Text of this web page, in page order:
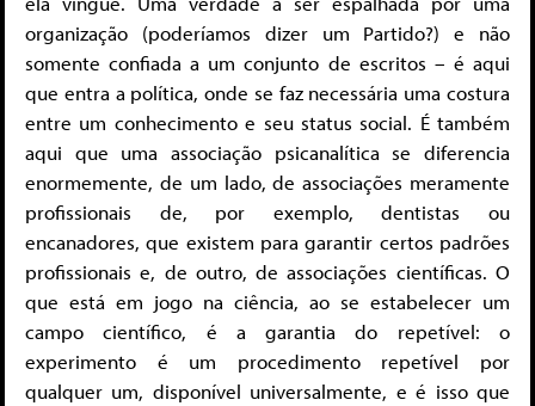
organização (poderíamos dizer um Partido?) e não
somente confiada a um conjunto de escritos – é aqui
que entra a política, onde se faz necessária uma costura
entre um conhecimento e seu status social. É também
aqui que uma associação psicanalítica se diferencia
enormemente, de um lado, de associações meramente
profissionais de, por exemplo, dentistas ou
encanadores, que existem para garantir certos padrões
profissionais e, de outro, de associações científicas. O
que está em jogo na ciência, ao se estabelecer um
campo científico, é a garantia do repetível: o
experimento é um procedimento repetível por
qualquer um, disponível universalmente, e é isso que